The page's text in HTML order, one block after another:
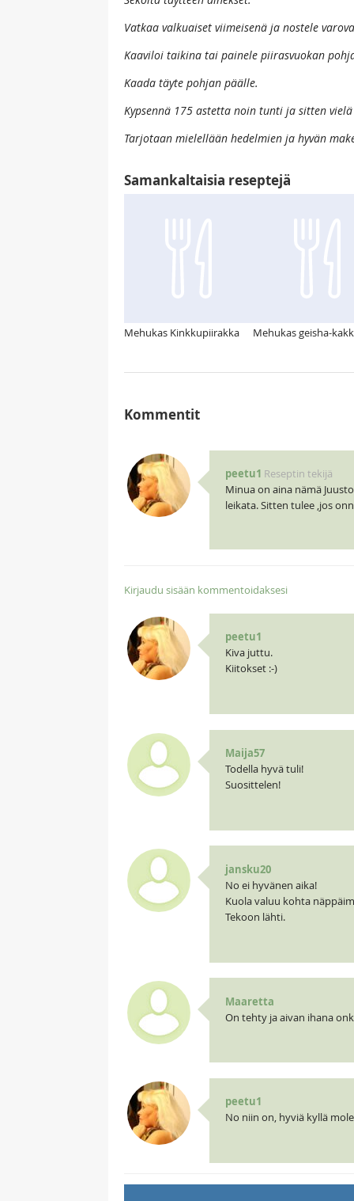
Vatkaa valkuaiset viimeisenä ja nostele
Kaaviloi taikina tai painele piirasvuokan
Kaada täyte pohjan päälle.
Kypsennä 175 astetta noin tunti ja sitten
Tarjotaan mielellään hedelmien ja hyvän
Samankaltaisia reseptejä
Mehukas Kinkkupiirakka Mehukas geisha-
Kommentit
peetu1 Reseptin tekijä
Minua on aina nämä
leikata. Sitten tulee ,jos
Kirjaudu sisään kommentoidaksesi
peetu1
Kiva juttu.
Kiitokset :-)
Maija57
Todella hyvä tuli!
Suosittelen!
jansku20
No ei hyvänen aika!
Kuola valuu kohta
Tekoon lähti.
Maaretta
On tehty ja aivan ihana
peetu1
No niin on, hyviä kyllä